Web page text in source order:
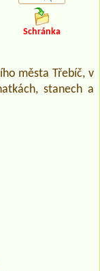
Schránka
města Třebíč, v
stanech a